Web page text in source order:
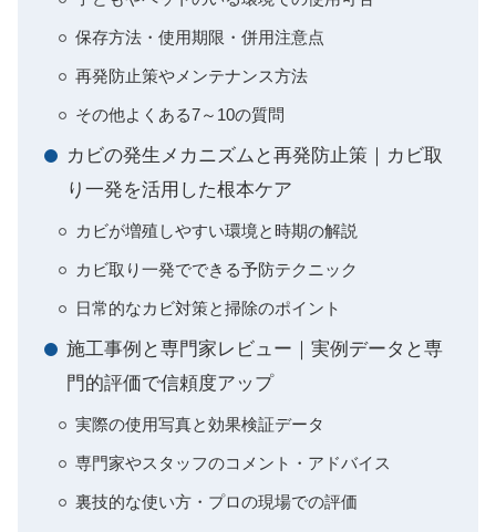
保存方法・使用期限・併用注意点
再発防止策やメンテナンス方法
その他よくある7～10の質問
カビの発生メカニズムと再発防止策｜カビ取
り一発を活用した根本ケア
カビが増殖しやすい環境と時期の解説
カビ取り一発でできる予防テクニック
日常的なカビ対策と掃除のポイント
施工事例と専門家レビュー｜実例データと専
門的評価で信頼度アップ
実際の使用写真と効果検証データ
専門家やスタッフのコメント・アドバイス
裏技的な使い方・プロの現場での評価